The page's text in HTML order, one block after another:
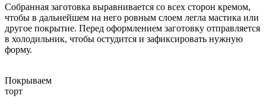
Собранная заготовка выравнивается со всех сторон кремом,
чтобы в дальнейшем на него ровным слоем легла мастика или
другое покрытие. Перед оформлением заготовку отправляется
в холодильник, чтобы остудится и зафиксировать нужную
форму.
Покрываем
торт